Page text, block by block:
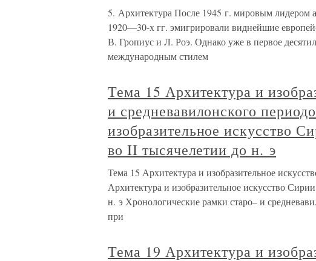
5. Архитектура После 1945 г. мировым лидером
1920—30-х гг. эмигрировали виднейшие
В. Гропиус и Л. Роэ. Однако уже в первое
международным стилем
Тема 15 Архитектура и
и средневавилонского
изобразительное искусство
во II тысячелетии до н. э
Тема 15 Архитектура и изобразительное
Архитектура и изобразительное искусство
н. э Хронологические рамки старо– и
при
Тема 19 Архитектура и